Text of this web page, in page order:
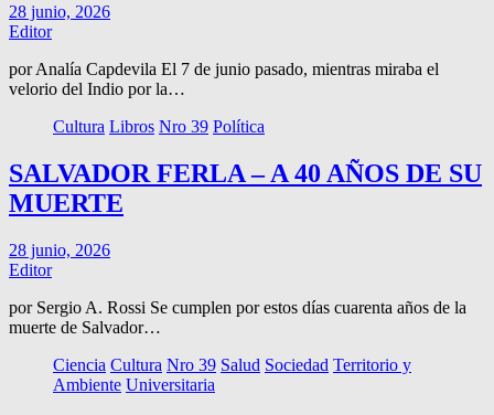
28 junio, 2026
Editor
por Analía Capdevila El 7 de junio pasado, mientras miraba el
velorio del Indio por la…
Cultura Libros Nro 39 Política
SALVADOR FERLA – A 40 AÑOS DE SU
MUERTE
28 junio, 2026
Editor
por Sergio A. Rossi Se cumplen por estos días cuarenta años de la
muerte de Salvador…
Ciencia Cultura Nro 39 Salud Sociedad Territorio y
Ambiente Universitaria